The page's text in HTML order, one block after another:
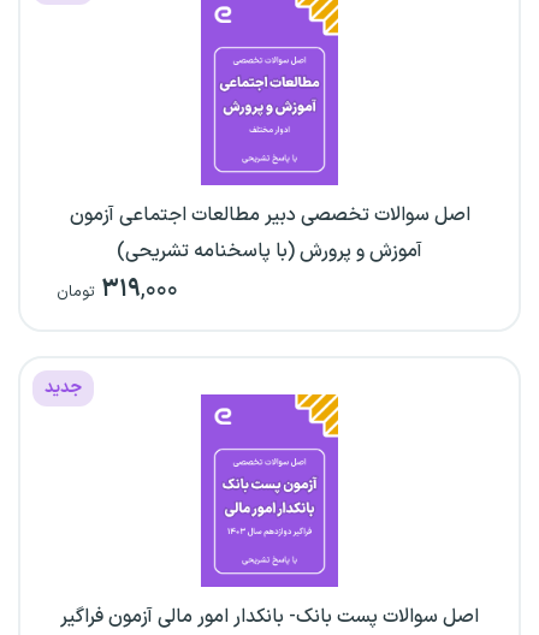
اصل سوالات تخصصی دبیر مطالعات اجتماعی آزمون
آموزش و پرورش (با پاسخنامه تشریحی)
۳۱۹,۰۰۰ تومان
جدید
اصل سوالات پست بانک- بانکدار امور مالی آزمون فراگیر